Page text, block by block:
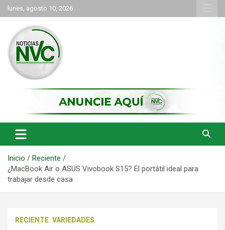
Saltar
al
contenido
lunes, agosto 10, 2026
NVC Noticias
Inicio
Reciente
¿MacBook Air o ASUS Vivobook S15? El portátil ideal para
trabajar desde casa
RECIENTE VARIEDADES